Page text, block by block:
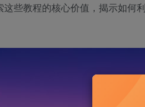
些教程的核心价值，揭示如何